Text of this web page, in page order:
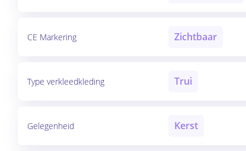
CE Markering Zichtbaar
Type verkleedkleding Trui
Gelegenheid Kerst